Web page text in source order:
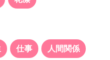
仕事 人間関係